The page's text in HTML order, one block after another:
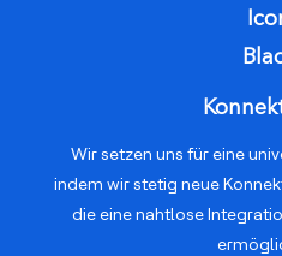
Wir setzen uns für eine
indem wir stetig neue
die eine nahtlose